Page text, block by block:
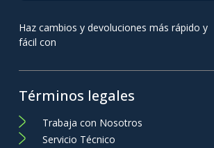
Haz cambios y devoluciones más rápido y
fácil con
Términos legales
Trabaja con Nosotros
Servicio Técnico